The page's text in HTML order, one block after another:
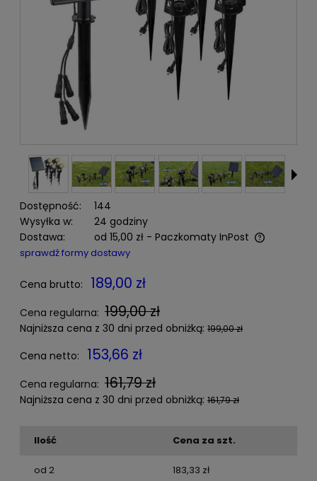
Dostępność:
144
Wysyłka w:
24 godziny
Dostawa:
od 15,00 zł - Paczkomaty InPost
Cena nie zawiera ewentualnych kosztów płatności
sprawdź formy dostawy
Cena brutto: 189,00 zł
Cena regularna: 199,00 zł
Najniższa cena z 30 dni przed obniżką: 199,00 zł
Cena netto: 153,66 zł
Cena regularna: 161,79 zł
Najniższa cena z 30 dni przed obniżką: 161,79 zł
Ilość Cena za szt.
od 2 183,33 zł